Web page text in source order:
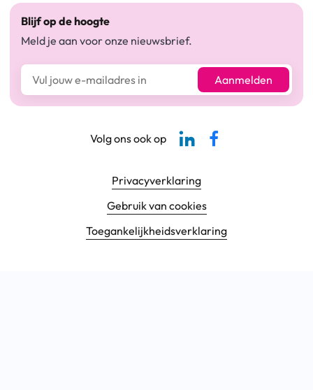
Blijf op de hoogte
Meld je aan voor onze nieuwsbrief.
E-mailadres* Aanmelden
Footer navigatie
Privacyverklaring
Gebruik van cookies
Toegankelijkheids­verklaring
Volg ons ook op
Linkedin-pagina SBCM
Facebook SBCM